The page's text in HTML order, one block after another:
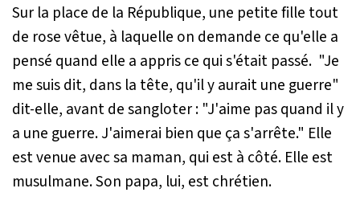
Sur la place de la République, une petite fille tout
de rose vêtue, à laquelle on demande ce qu'elle a
pensé quand elle a appris ce qui s'était passé. "Je
me suis dit, dans la tête, qu'il y aurait une guerre"
dit-elle, avant de sangloter : "J'aime pas quand il y
a une guerre. J'aimerai bien que ça s'arrête." Elle
est venue avec sa maman, qui est à côté. Elle est
musulmane. Son papa, lui, est chrétien.